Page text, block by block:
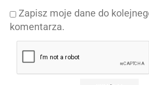
Zapisz moje dane do
komentarza.